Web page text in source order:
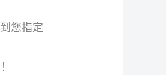
您指定